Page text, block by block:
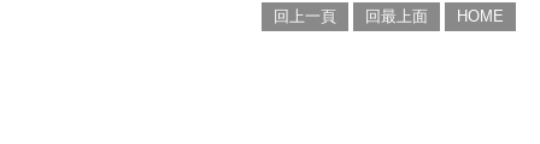
回上一頁 回最上面 HOME